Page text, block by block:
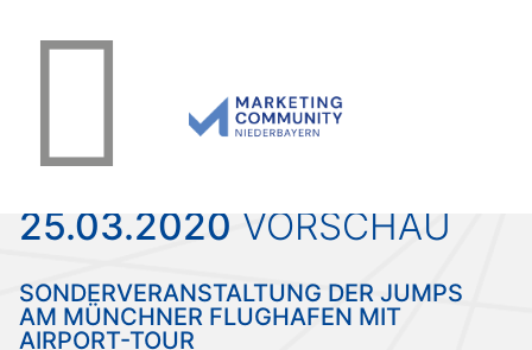
25.03.2020 VORSCHAU
SONDERVERANSTALTUNG DER JUMPS
AM MÜNCHNER FLUGHAFEN MIT
AIRPORT-TOUR